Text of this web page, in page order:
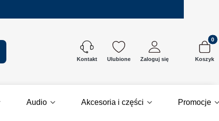
Kontakt Ulubione Zaloguj się Koszyk
Audio Akcesoria i części Promocje